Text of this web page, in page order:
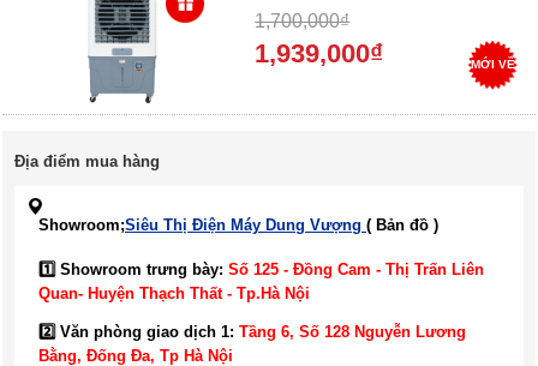
1,700,000₫
1,939,000₫ MỚI VỀ
Địa điểm mua hàng
Showroom;Siêu Thị Điện Máy Dung Vượng ( Bản đồ )
1️⃣ Showroom trưng bày: Số 125 - Đồng Cam - Thị Trấn Liên
Quan- Huyện Thạch Thất - Tp.Hà Nội
2️⃣ Văn phòng giao dịch 1: Tầng 6, Số 128 Nguyễn Lương
Bằng, Đống Đa, Tp Hà Nội